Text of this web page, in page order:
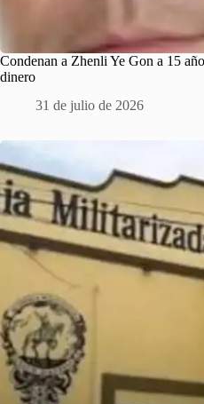
Condenan a Zhenli Ye Gon a 15
dinero
31 de julio de 2026